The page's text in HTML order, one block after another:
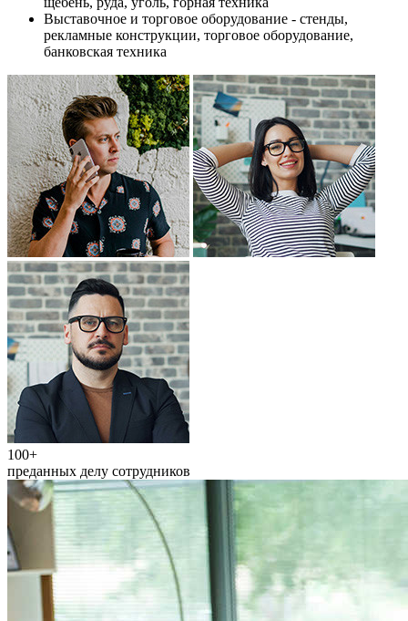
Выставочное и торговое оборудование - стенды,
рекламные конструкции, торговое оборудование,
банковская техника
100+
преданных делу сотрудников